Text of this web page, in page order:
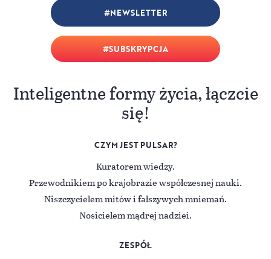
SUBSKRYPCJA
NEWSLETTER
Inteligentne formy życia, łączcie
się!
CZYM JEST PULSAR?
Kuratorem wiedzy.
Przewodnikiem po krajobrazie współczesnej nauki.
Niszczycielem mitów i fałszywych mniemań.
Nosicielem mądrej nadziei.
ZESPÓŁ